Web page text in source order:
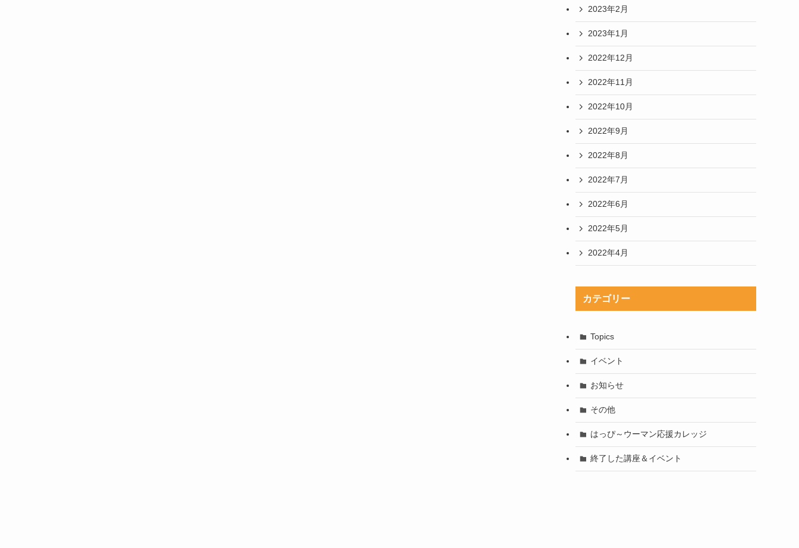
2023年2月
2023年1月
2022年12月
2022年11月
2022年10月
2022年9月
2022年8月
2022年7月
2022年6月
2022年5月
2022年4月
カテゴリー
Topics
イベント
お知らせ
その他
はっぴ～ウーマン応援カレッジ
終了した講座＆イベント